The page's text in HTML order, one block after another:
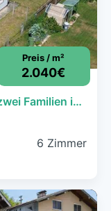
Preis / m²
2.040€
Wohnhaus mit viel Platz für bis zu zwei Familien in sonniger Siedlungslage von Timelkam
6 Zimmer